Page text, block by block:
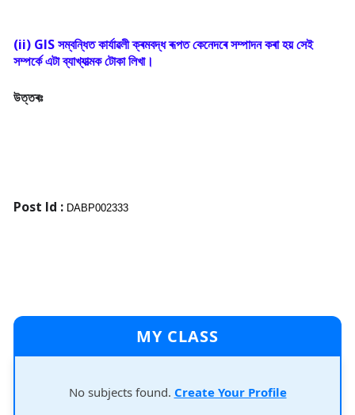
(ii) GIS সম্বন্ধিত কাৰ্যাৱলী ক্ৰমবদ্ধ ৰূপত কেনেদৰে সম্পাদন কৰা হয় সেই
সম্পর্কে এটা ব্যাখ্যাত্মক টোকা লিখা।
উত্তৰঃ
Post Id : DABP002333
MY CLASS
No subjects found. Create Your Profile